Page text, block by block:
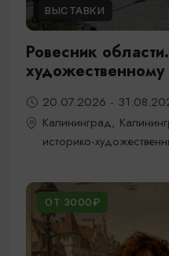
ВЫСТАВКИ
Ровесник
20.07.2026 -
Калининград,
историко-
ОТ 3000₽